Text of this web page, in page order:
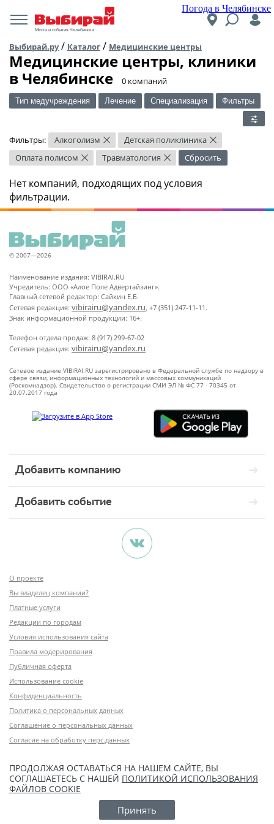
Погода в Челябинске
Места и события Челябинска
Выбирай.ру/ Каталог / Медицинские центры
Медицинские центры, клиники
в Челябинске
​0 компаний
Тип медучреждения Лечение Специализация Фильтры
Фильтры: Алкоголизм × Детская поликлиника ×
Оплата полисом × Травматология × Сбросить
Нет компаний, подходящих под условия
фильтрации.
© 2007—2026
Наименование издания: VIBIRAI.RU
Учредитель: ООО «Алое Поле Адвертайзинг».
Главный сетевой редактор: Сайкин Е.Б.
Сетевая редакция: vibirairu@yandex.ru, +7 (351) 247-11-11.
Знак информационной продукции: 16+.
Телефон отдела продаж: 8 (917) 299-67-02
Сетевая редакция: vibirairu@yandex.ru
Сетевое издание VIBIRAI.RU зарегистрировано в Федеральной службе по надзору в
сфере связи, информационных технологий и массовых коммуникаций
(Роскомнадзор). Свидетельство о регистрации СМИ ЭЛ № ФС 77 - 70345 от
20.07.2017 года
Добавить компанию
Добавить событие
О проекте
Вы владелец компании?
Платные услуги
Редакции по городам
Условия использования сайта
Правила модерирования
Публичная оферта
Использование cookie
Конфиденциальность
Политика о персональных данных
Соглашение о персональных данных
Согласие на обработку перс.данных
ПРОДОЛЖАЯ ОСТАВАТЬСЯ НА НАШЕМ САЙТЕ, ВЫ
СОГЛАШАЕТЕСЬ С НАШЕЙ ПОЛИТИКОЙ ИСПОЛЬЗОВАНИЯ
ФАЙЛОВ COOKIE
Принять